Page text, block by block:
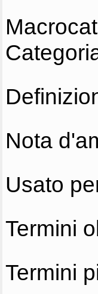
Nota
Usato
Termini
Termini